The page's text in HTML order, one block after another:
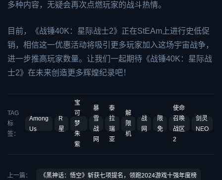
多种内容，无疑会再次点燃玩家的战斗热情。
目前，《战锤40K：星际战士2》正在StEAm上进行史低促
销，相信这一优惠活动将吸引更多玩家加入这场宇宙战争，
进一步推高玩家数量。让我们一起期待《战锤40K：星际战
士2》在未来创造更多辉煌纪录吧！
TAG
标
签：
Among
Us
R
星
宝
可
梦
朱
紫
暴
雪
战
网
泰
拉
瑞
亚
解
限
机
战
网
限
免
使命
召唤
战区
2
剑灵
NEO
上一篇： 《黑神话：悟空》斩获七项提名，领跑2024游戏十强年度榜